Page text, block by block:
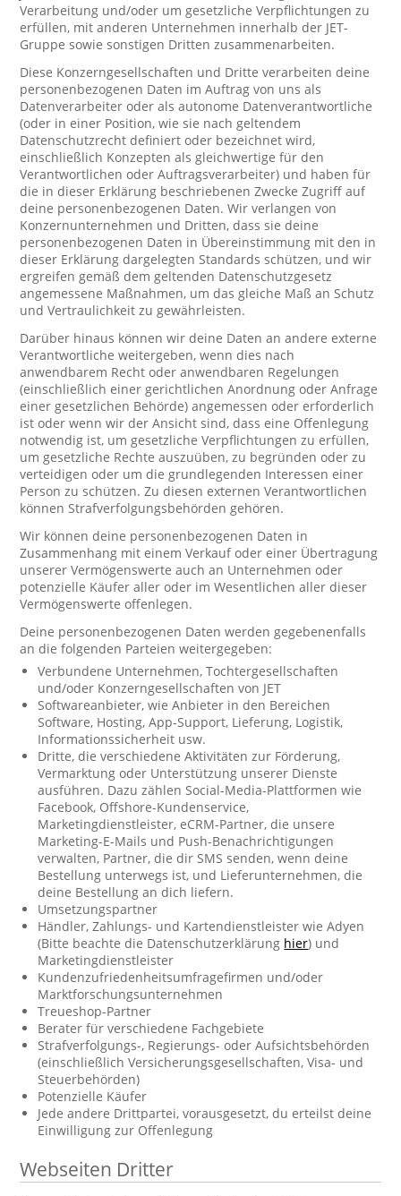
Verarbeitung und/oder um gesetzliche Verpflichtungen zu
erfüllen, mit anderen Unternehmen innerhalb der JET-
Gruppe sowie sonstigen Dritten zusammenarbeiten.
Diese Konzerngesellschaften und Dritte verarbeiten deine
personenbezogenen Daten im Auftrag von uns als
Datenverarbeiter oder als autonome Datenverantwortliche
(oder in einer Position, wie sie nach geltendem
Datenschutzrecht definiert oder bezeichnet wird,
einschließlich Konzepten als gleichwertige für den
Verantwortlichen oder Auftragsverarbeiter) und haben für
die in dieser Erklärung beschriebenen Zwecke Zugriff auf
deine personenbezogenen Daten. Wir verlangen von
Konzernunternehmen und Dritten, dass sie deine
personenbezogenen Daten in Übereinstimmung mit den in
dieser Erklärung dargelegten Standards schützen, und wir
ergreifen gemäß dem geltenden Datenschutzgesetz
angemessene Maßnahmen, um das gleiche Maß an Schutz
und Vertraulichkeit zu gewährleisten.
Darüber hinaus können wir deine Daten an andere externe
Verantwortliche weitergeben, wenn dies nach
anwendbarem Recht oder anwendbaren Regelungen
(einschließlich einer gerichtlichen Anordnung oder Anfrage
einer gesetzlichen Behörde) angemessen oder erforderlich
ist oder wenn wir der Ansicht sind, dass eine Offenlegung
notwendig ist, um gesetzliche Verpflichtungen zu erfüllen,
um gesetzliche Rechte auszuüben, zu begründen oder zu
verteidigen oder um die grundlegenden Interessen einer
Person zu schützen. Zu diesen externen Verantwortlichen
können Strafverfolgungsbehörden gehören.
Wir können deine personenbezogenen Daten in
Zusammenhang mit einem Verkauf oder einer Übertragung
unserer Vermögenswerte auch an Unternehmen oder
potenzielle Käufer aller oder im Wesentlichen aller dieser
Vermögenswerte offenlegen.
Deine personenbezogenen Daten werden gegebenenfalls
an die folgenden Parteien weitergegeben:
Verbundene Unternehmen, Tochtergesellschaften
und/oder Konzerngesellschaften von JET
Softwareanbieter, wie Anbieter in den Bereichen
Software, Hosting, App-Support, Lieferung, Logistik,
Informationssicherheit usw.
Dritte, die verschiedene Aktivitäten zur Förderung,
Vermarktung oder Unterstützung unserer Dienste
ausführen. Dazu zählen Social-Media-Plattformen wie
Facebook, Offshore-Kundenservice,
Marketingdienstleister, eCRM-Partner, die unsere
Marketing-E-Mails und Push-Benachrichtigungen
verwalten, Partner, die dir SMS senden, wenn deine
Bestellung unterwegs ist, und Lieferunternehmen, die
deine Bestellung an dich liefern.
Umsetzungspartner
Händler, Zahlungs- und Kartendienstleister wie Adyen
(Bitte beachte die Datenschutzerklärung hier) und
Marketingdienstleister
Kundenzufriedenheitsumfragefirmen und/oder
Marktforschungsunternehmen
Treueshop-Partner
Berater für verschiedene Fachgebiete
Strafverfolgungs-, Regierungs- oder Aufsichtsbehörden
(einschließlich Versicherungsgesellschaften, Visa- und
Steuerbehörden)
Potenzielle Käufer
Jede andere Drittpartei, vorausgesetzt, du erteilst deine
Einwilligung zur Offenlegung
Webseiten Dritter